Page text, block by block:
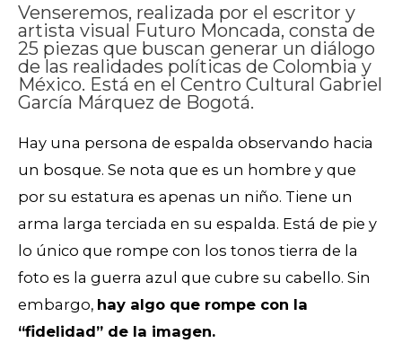
Venseremos, realizada por el escritor y
artista visual Futuro Moncada, consta de
25 piezas que buscan generar un diálogo
de las realidades políticas de Colombia y
México. Está en el Centro Cultural Gabriel
García Márquez de Bogotá.
Hay una persona de espalda observando hacia
un bosque. Se nota que es un hombre y que
por su estatura es apenas un niño. Tiene un
arma larga terciada en su espalda. Está de pie y
lo único que rompe con los tonos tierra de la
foto es la guerra azul que cubre su cabello. Sin
embargo, hay algo que rompe con la
“fidelidad” de la imagen.